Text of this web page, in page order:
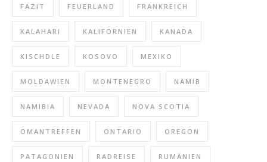
FAZIT FEUERLAND FRANKREICH
KALAHARI KALIFORNIEN KANADA
KISCHDLE KOSOVO MEXIKO
MOLDAWIEN MONTENEGRO NAMIB
NAMIBIA NEVADA NOVA SCOTIA
OMANTREFFEN ONTARIO OREGON
PATAGONIEN RADREISE RUMÄNIEN